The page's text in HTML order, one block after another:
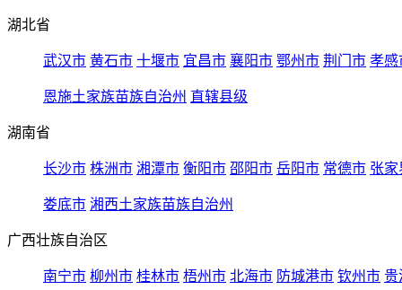
湖北省
武汉市 黄石市 十堰市 宜昌市 襄阳市 鄂州市 荆门市 孝感
恩施土家族苗族自治州 直辖县级
湖南省
长沙市 株洲市 湘潭市 衡阳市 邵阳市 岳阳市 常德市 张家
娄底市 湘西土家族苗族自治州
广西壮族自治区
南宁市 柳州市 桂林市 梧州市 北海市 防城港市 钦州市 贵